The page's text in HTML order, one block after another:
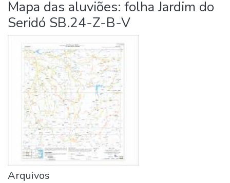
Mapa das aluviões: folha Jardim do
Seridó SB.24-Z-B-V
Arquivos